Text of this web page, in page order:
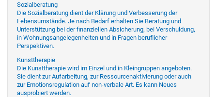
Sozialberatung
Die Sozialberatung dient der Klärung und Verbesserung der
Lebensumstände. Je nach Bedarf erhalten Sie Beratung und
Unterstützung bei der finanziellen Absicherung, bei Verschuldung,
in Wohnungsangelegenheiten und in Fragen beruflicher
Perspektiven.
Kunsttherapie
Die Kunsttherapie wird im Einzel und in Kleingruppen angeboten.
Sie dient zur Aufarbeitung, zur Ressourcenaktivierung oder auch
zur Emotionsregulation auf non-verbale Art. Es kann Neues
ausprobiert werden.